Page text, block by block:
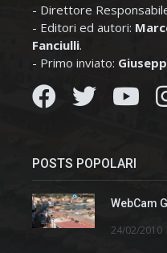
- Direttore
- Editori ed autori:
Fanciulli.
- Primo inviato:
POSTS POPOLARI
WebCam
24/02/2010